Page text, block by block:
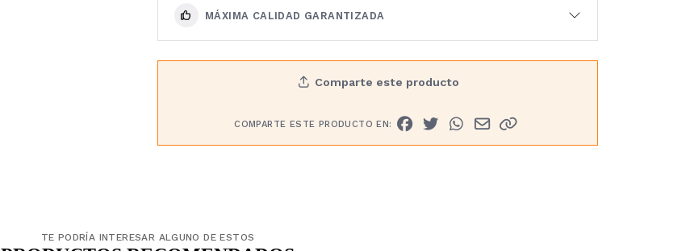
MÁXIMA CALIDAD GARANTIZADA
Comparte este producto
COMPARTE ESTE PRODUCTO EN:
TE PODRÍA INTERESAR ALGUNO DE ESTOS